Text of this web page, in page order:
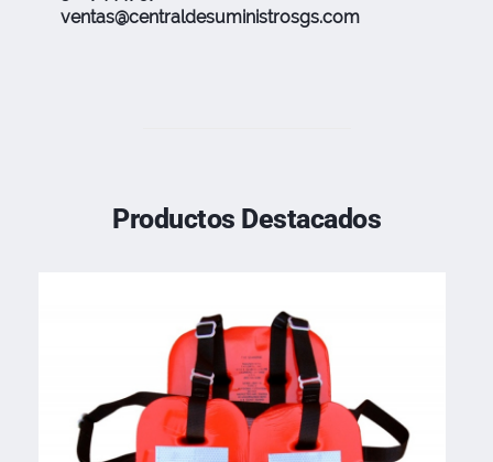
ventas@centraldesuministrosgs.com
Productos Destacados